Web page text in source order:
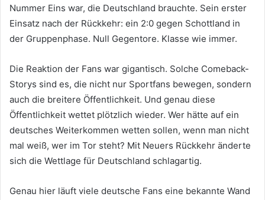
Nummer Eins war, die Deutschland brauchte. Sein erster
Einsatz nach der Rückkehr: ein 2:0 gegen Schottland in
der Gruppenphase. Null Gegentore. Klasse wie immer.
Die Reaktion der Fans war gigantisch. Solche Comeback-
Storys sind es, die nicht nur Sportfans bewegen, sondern
auch die breitere Öffentlichkeit. Und genau diese
Öffentlichkeit wettet plötzlich wieder. Wer hätte auf ein
deutsches Weiterkommen wetten sollen, wenn man nicht
mal weiß, wer im Tor steht? Mit Neuers Rückkehr änderte
sich die Wettlage für Deutschland schlagartig.
Genau hier läuft viele deutsche Fans eine bekannte Wand